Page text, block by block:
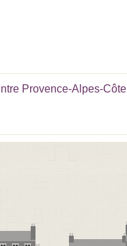
Provence-Alpes-Côte